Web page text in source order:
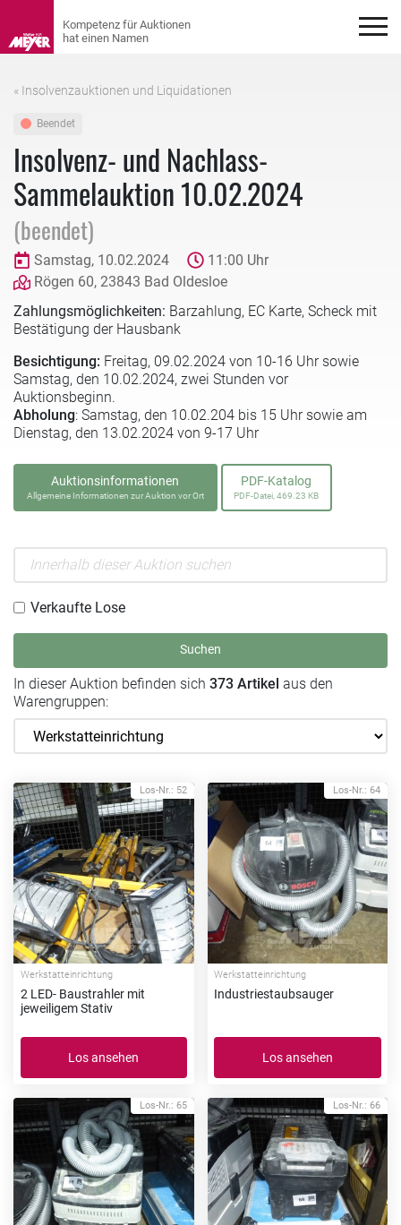
« Insolvenzauktionen und Liquidationen
Beendet
Insolvenz- und Nachlass-
Sammelauktion 10.02.2024
(beendet)
Samstag, 10.02.2024
11:00 Uhr
Rögen 60, 23843 Bad Oldesloe
Zahlungsmöglichkeiten: Barzahlung, EC Karte, Scheck mit
Bestätigung der Hausbank
Besichtigung: Freitag, 09.02.2024 von 10-16 Uhr sowie
Samstag, den 10.02.2024, zwei Stunden vor
Auktionsbeginn.
Abholung: Samstag, den 10.02.204 bis 15 Uhr sowie am
Dienstag, den 13.02.2024 von 9-17 Uhr
Auktionsinformationen
Allgemeine Informationen zur Auktion vor Ort
PDF-Katalog
PDF-Datei, 469.23 KB
Verkaufte Lose
Suchen
In dieser Auktion befinden sich 373 Artikel aus den
Warengruppen:
Los-Nr.: 52
Werkstatteinrichtung
2 LED- Baustrahler mit
jeweiligem Stativ
Los ansehen
Los-Nr.: 64
Werkstatteinrichtung
Industriestaubsauger
Los ansehen
Los-Nr.: 65 Los-Nr.: 66